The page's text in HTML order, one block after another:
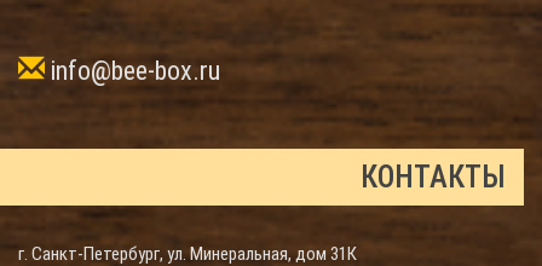
info@bee-box.ru
КОНТАКТЫ
г. Санкт-Петербург, ул. Минеральная, дом 31К